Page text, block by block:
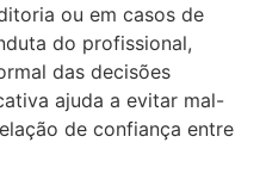
ou em casos de
do profissional,
das decisões
ajuda a evitar mal-
de confiança entre